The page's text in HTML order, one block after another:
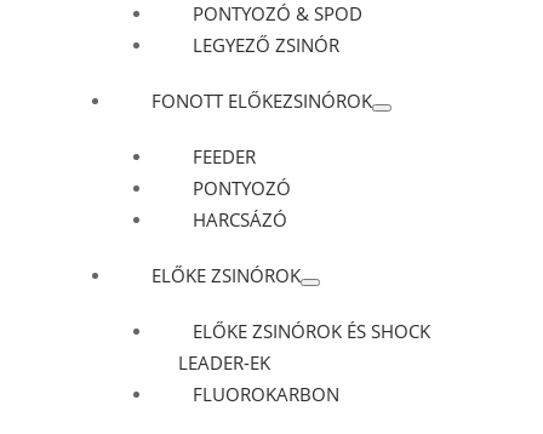
PONTYOZÓ & SPOD
LEGYEZŐ ZSINÓR
FONOTT ELŐKEZSINÓROK
FEEDER
PONTYOZÓ
HARCSÁZÓ
ELŐKE ZSINÓROK
ELŐKE ZSINÓROK ÉS SHOCK
LEADER-EK
FLUOROKARBON